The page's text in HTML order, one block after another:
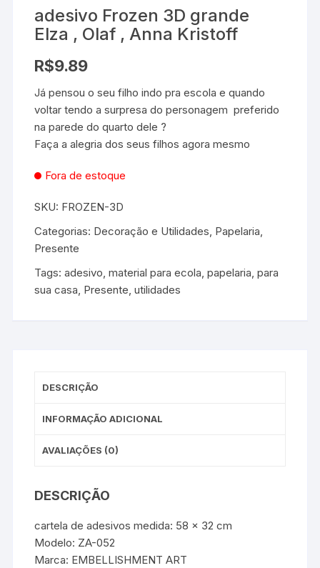
adesivo Frozen 3D grande
Elza , Olaf , Anna Kristoff
R$9.89
Já pensou o seu filho indo pra escola e quando
voltar tendo a surpresa do personagem preferido
na parede do quarto dele ?
Faça a alegria dos seus filhos agora mesmo
Fora de estoque
SKU: FROZEN-3D
Categorias: Decoração e Utilidades, Papelaria,
Presente
Tags:adesivo,material para ecola,papelaria,para
sua casa, Presente,utilidades
DESCRIÇÃO
INFORMAÇÃO ADICIONAL
AVALIAÇÕES (0)
DESCRIÇÃO
cartela de adesivos medida: 58 x 32 cm
Modelo: ZA-052
Marca: EMBELLISHMENT ART